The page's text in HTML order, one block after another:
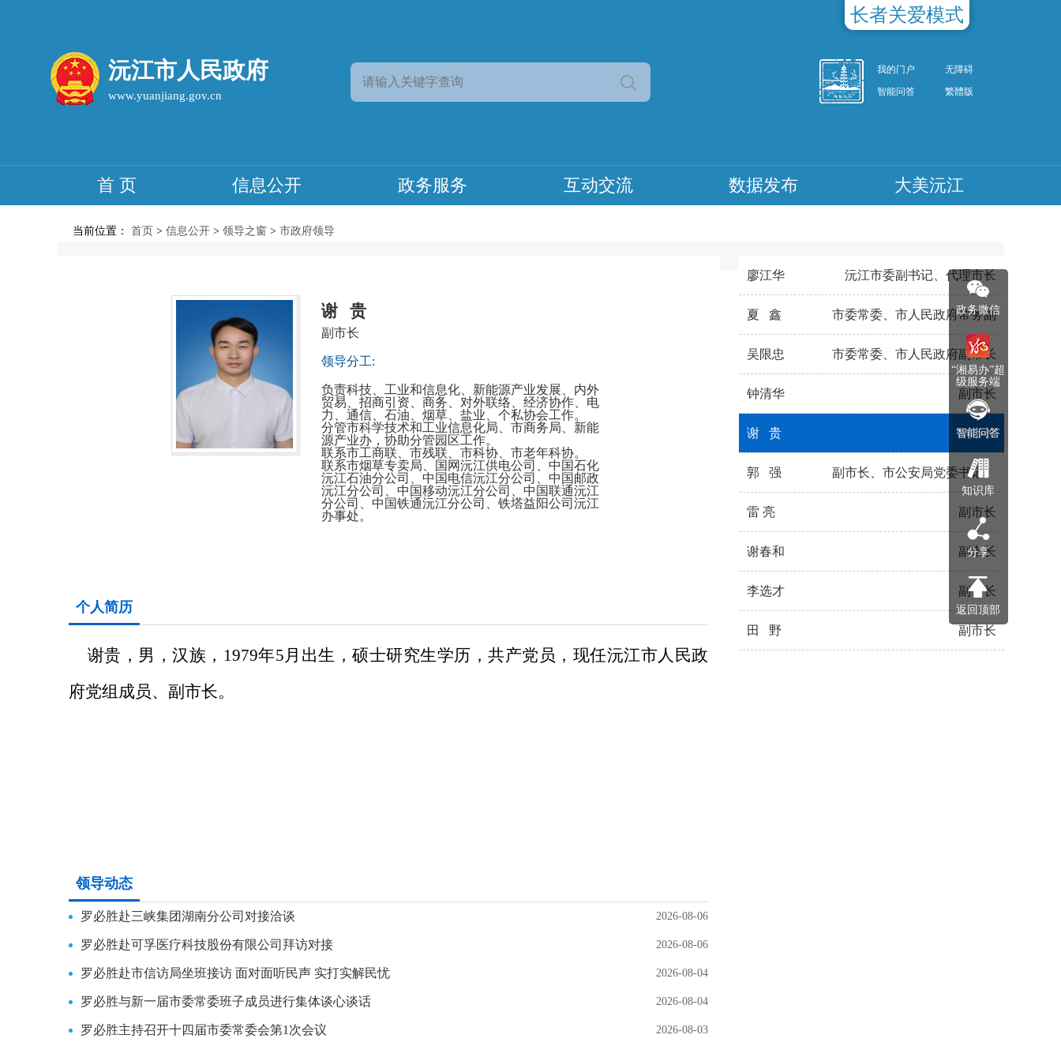
沅江市人民政府 我的门户
无障碍
智能问答
繁體版
首 页 信息公开 政务服务 互动交流 数据发布 大美沅江
当前位置： 首页 > 信息公开 > 领导之窗 > 市政府领导
谢 贵
副市长
领导分工:
负责科技、工业和信息化、新能源产业发展、内外
贸易、招商引资、商务、对外联络、经济协作、电
力、通信、石油、烟草、盐业、个私协会工作。
分管市科学技术和工业信息化局、市商务局、新能
源产业办，协助分管园区工作。
联系市工商联、市残联、市科协、市老年科协。
联系市烟草专卖局、国网沅江供电公司、中国石化
沅江石油分公司、中国电信沅江分公司、中国邮政
沅江分公司、中国移动沅江分公司、中国联通沅江
分公司、中国铁通沅江分公司、铁塔益阳公司沅江
办事处。
个人简历
谢贵，男，汉族，1979年5月出生，硕士研究生学历，共产党员，现任沅江市人民政
府党组成员、副市长。
领导动态
罗必胜赴三峡集团湖南分公司对接洽谈 2026-08-06
罗必胜赴可孚医疗科技股份有限公司拜访对接 2026-08-06
罗必胜赴市信访局坐班接访 面对面听民声 实打实解民忧 2026-08-04
罗必胜与新一届市委常委班子成员进行集体谈心谈话 2026-08-04
罗必胜主持召开十四届市委常委会第1次会议 2026-08-03
廖江华 沅江市委副书记、代理市长
夏 鑫 市委常委、市人民政府常务副
市长
吴限忠 市委常委、市人民政府副市长
钟清华 副市长
谢 贵 副市长
郭 强 副市长、市公安局党委书记、
局长
雷 亮 副市长
谢春和 副市长
李选才 副市长
田 野 副市长
长者关爱模式
政务微信
“湘易办”超
级服务端
智能问答
知识库
分享
返回顶部